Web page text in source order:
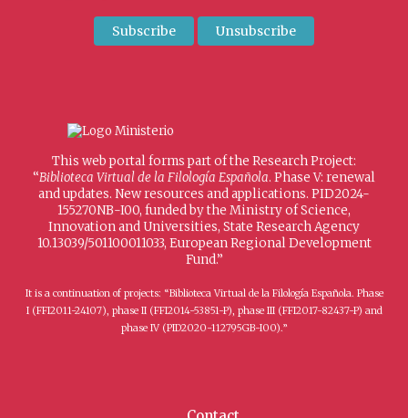
This web portal forms part of the Research Project:
“Biblioteca Virtual de la Filología Española. Phase V: renewal
and updates. New resources and applications. PID2024-
155270NB-I00, funded by the Ministry of Science,
Innovation and Universities, State Research Agency
10.13039/501100011033, European Regional Development
Fund.”
It is a continuation of projects: “Biblioteca Virtual de la Filología Española. Phase
I (FFI2011-24107), phase II (FFI2014-53851-P), phase III (FFI2017-82437-P) and
phase IV (PID2020-112795GB-I00).”